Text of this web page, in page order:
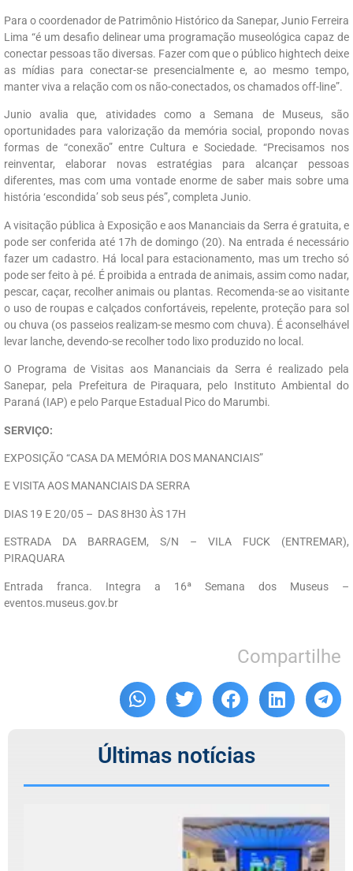
Para o coordenador de Patrimônio Histórico da Sanepar, Junio Ferreira
Lima “é um desafio delinear uma programação museológica capaz de
conectar pessoas tão diversas. Fazer com que o público hightech deixe
as mídias para conectar-se presencialmente e, ao mesmo tempo,
manter viva a relação com os não-conectados, os chamados off-line”.
Junio avalia que, atividades como a Semana de Museus, são
oportunidades para valorização da memória social, propondo novas
formas de “conexão” entre Cultura e Sociedade. “Precisamos nos
reinventar, elaborar novas estratégias para alcançar pessoas
diferentes, mas com uma vontade enorme de saber mais sobre uma
história ‘escondida’ sob seus pés”, completa Junio.
A visitação pública à Exposição e aos Mananciais da Serra é gratuita, e
pode ser conferida até 17h de domingo (20). Na entrada é necessário
fazer um cadastro. Há local para estacionamento, mas um trecho só
pode ser feito à pé. É proibida a entrada de animais, assim como nadar,
pescar, caçar, recolher animais ou plantas. Recomenda-se ao visitante
o uso de roupas e calçados confortáveis, repelente, proteção para sol
ou chuva (os passeios realizam-se mesmo com chuva). É aconselhável
levar lanche, devendo-se recolher todo lixo produzido no local.
O Programa de Visitas aos Mananciais da Serra é realizado pela
Sanepar, pela Prefeitura de Piraquara, pelo Instituto Ambiental do
Paraná (IAP) e pelo Parque Estadual Pico do Marumbi.
SERVIÇO:
EXPOSIÇÃO “CASA DA MEMÓRIA DOS MANANCIAIS”
E VISITA AOS MANANCIAIS DA SERRA
DIAS 19 E 20/05 – DAS 8H30 ÀS 17H
ESTRADA DA BARRAGEM, S/N – VILA FUCK (ENTREMAR),
PIRAQUARA
Entrada franca. Integra a 16ª Semana dos Museus –
eventos.museus.gov.br
Compartilhe
Últimas notícias